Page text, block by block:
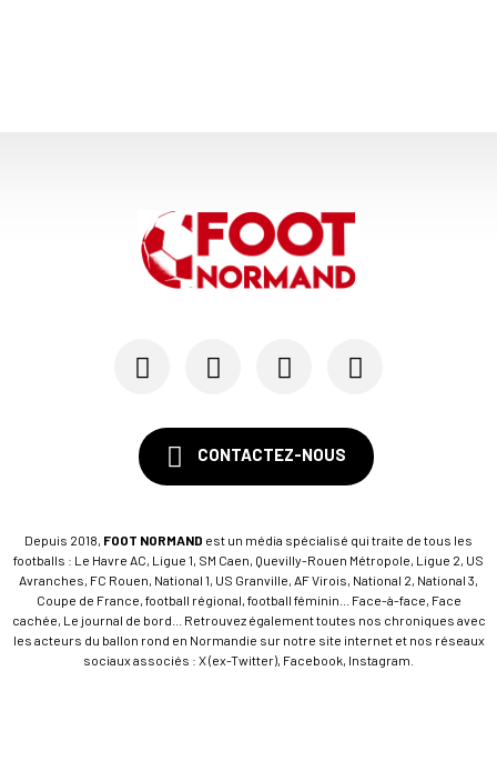
CONTACTEZ-NOUS
Depuis 2018, FOOT NORMAND est un média spécialisé qui traite de tous les
footballs : Le Havre AC, Ligue 1, SM Caen, Quevilly-Rouen Métropole, Ligue 2, US
Avranches, FC Rouen, National 1, US Granville, AF Virois, National 2, National 3,
Coupe de France, football régional, football féminin... Face-à-face, Face
cachée, Le journal de bord... Retrouvez également toutes nos chroniques avec
les acteurs du ballon rond en Normandie sur notre site internet et nos réseaux
sociaux associés : X (ex-Twitter), Facebook, Instagram.